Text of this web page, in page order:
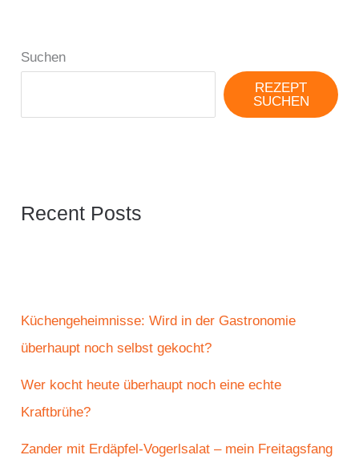
Suchen
REZEPT
SUCHEN
Recent Posts
Küchengeheimnisse: Wird in der Gastronomie
überhaupt noch selbst gekocht?
Wer kocht heute überhaupt noch eine echte
Kraftbrühe?
Zander mit Erdäpfel-Vogerlsalat – mein Freitagsfang